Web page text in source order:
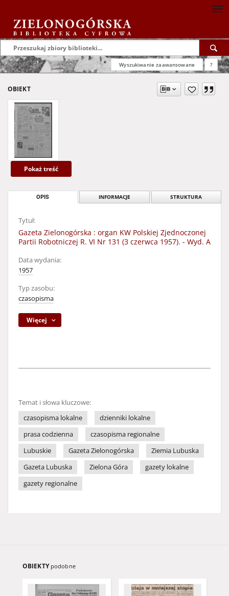
Wyszukiwanie zaawansowane ?
OBIEKT
Pokaż treść
OPIS INFORMACJE STRUKTURA
Tytuł:
Gazeta Zielonogórska : organ KW Polskiej Zjednoczonej
Partii Robotniczej R. VI Nr 131 (3 czerwca 1957). - Wyd. A
Data wydania:
1957
Typ zasobu:
czasopisma
Więcej
Temat i słowa kluczowe:
czasopisma lokalne
dzienniki lokalne
prasa codzienna
czasopisma regionalne
Lubuskie
Gazeta Zielonogórska
Ziemia Lubuska
Gazeta Lubuska
Zielona Góra
gazety lokalne
gazety regionalne
OBIEKTY podobne